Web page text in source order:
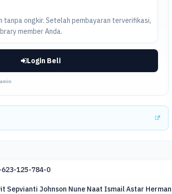
tanpa ongkir. Setelah pembayaran terverifikasi,
member Anda.
Login Beli
623-125-784-0
Sepvianti Johnson Nune Naat Ismail Astar